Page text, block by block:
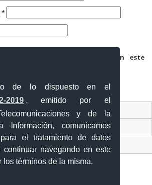
de lo dispuesto en el
2019 , emitido por el
y de la
comunicamos
el tratamiento de datos
continuar navegando en este
los términos de la misma.
*
correo electrónico y web en este
Contacto Ciudadano
Única de Comercio Exterior
Nacional de Información (SNI)